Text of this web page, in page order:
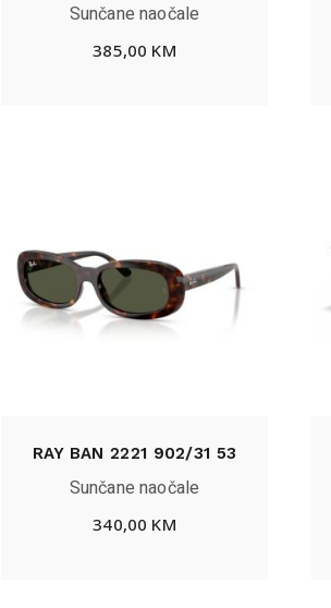
Sunčane naočale
385,00 KM
RAY BAN 2221 902/31 53
Sunčane naočale
340,00 KM